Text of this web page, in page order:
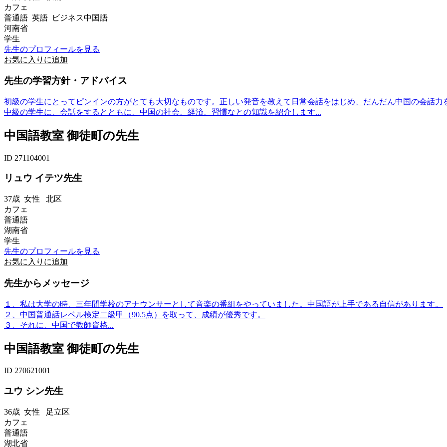
カフェ
普通語 英語 ビジネス中国語
河南省
学生
先生のプロフィールを見る
お気に入りに追加
先生の学習方針・アドバイス
初級の学生にとってピンインの方がとても大切なものです。正しい発音を教えて日常会話をはじめ、だんだん中国の会話力
中級の学生に、会話をするとともに、中国の社会、経済、習慣なとの知識を紹介します...
中国語教室 御徒町の先生
ID 271104001
リュウ イテツ先生
37歳 女性 北区
カフェ
普通語
湖南省
学生
先生のプロフィールを見る
お気に入りに追加
先生からメッセージ
１、私は大学の時、三年間学校のアナウンサーとして音楽の番組をやっていました。中国語が上手である自信があります。
２、中国普通話レベル検定二級甲（90.5点）を取って、成績が優秀です。
３、それに、中国で教師資格...
中国語教室 御徒町の先生
ID 270621001
ユウ シン先生
36歳 女性 足立区
カフェ
普通語
湖北省